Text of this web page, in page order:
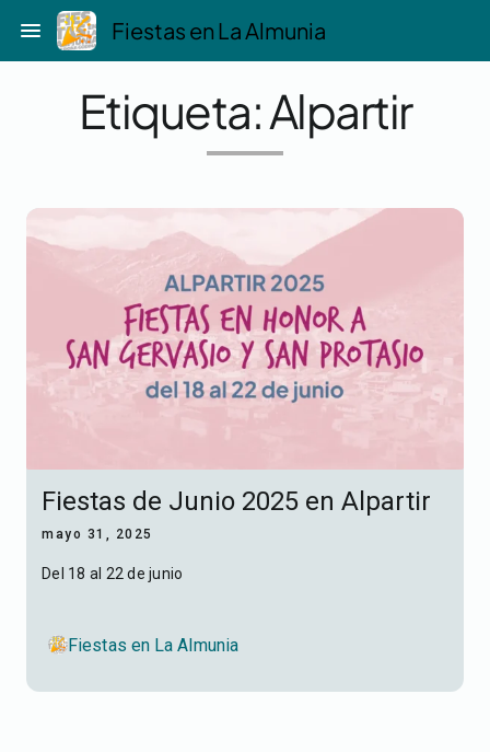
contenido
menu Fiestas en La Almunia
Etiqueta:Alpartir
Fiestas de Junio 2025 en Alpartir
mayo 31, 2025
Del 18 al 22 de junio
Fiestas en La Almunia